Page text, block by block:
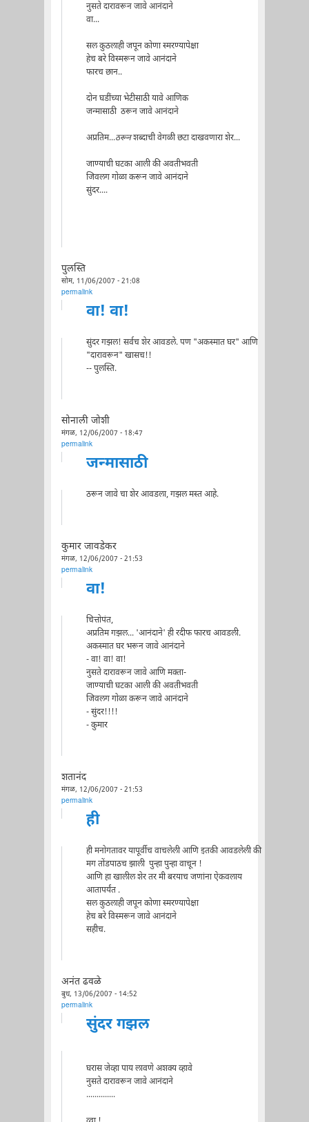
नुसते दारावरून जावे आनंदाने
वा...
सल कुठलाही जपून कोणा स्मरण्यापेक्षा
हेच बरे विस्मरून जावे आनंदाने
फारच छान..
दोन घडींच्या भेटीसाठी यावे आणिक
जन्मासाठी ठरून जावे आनंदाने
अप्रतिम...ठरूनशब्दाची वेगळी छटा दाखवणारा शेर...
जाण्याची घटका आली की अवतीभवती
जिवलग गोळा करून जावे आनंदाने
सुंदर....
पुलस्ति
सोम, 11/06/2007 - 21:08
permalink
वा! वा!
सुंदर गझल! सर्वच शेर आवडले. पण "अकस्मात घर" आणि
"दारावरून" खासच!!
-- पुलस्ति.
सोनाली जोशी
मंगळ, 12/06/2007 - 18:47
permalink
जन्मासाठी
ठरून जावे चा शेर आवडला, गझल मस्त आहे.
कुमार जावडेकर
मंगळ, 12/06/2007 - 21:53
permalink
वा!
चित्तोपंत,
अप्रतिम गझल... 'आनंदाने' ही रदीफ फारच आवडली.
अकस्मात घर भरून जावे आनंदाने
- वा! वा! वा!
नुसते दारावरून जावे आणि मक्ता-
जाण्याची घटका आली की अवतीभवती
जिवलग गोळा करून जावे आनंदाने
- सुंदर!!!!
- कुमार
शतानंद
मंगळ, 12/06/2007 - 21:53
permalink
ही
ही मनोगतावर यापूर्वीच वाचलेली आणि इतकी आवडलेली की
मग तोंडपाठच झाली पुन्हा पुन्हा वाचून !
आणि हा खालील शेर तर मी बरयाच जणांना ऐकवलाय
आतापर्यंत .
सल कुठलाही जपून कोणा स्मरण्यापेक्षा
हेच बरे विस्मरून जावे आनंदाने
सहीच.
अनंत ढवळे
बुध, 13/06/2007 - 14:52
permalink
सुंदर गझल
घरास जेव्हा पाय लावणे अशक्य व्हावे
नुसते दारावरून जावे आनंदाने
..............